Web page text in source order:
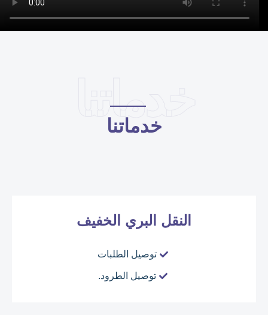
خدماتنا
خدماتنا
النقل البري الخفيف
توصيل الطلبات
توصيل الطرود.